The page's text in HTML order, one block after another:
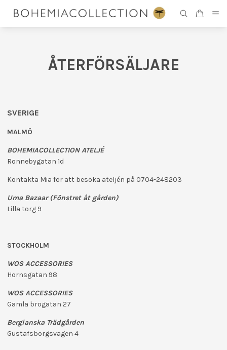
ÅTERFÖRSÄLJARE
SVERIGE
MALMÖ
BOHEMIACOLLECTION ATELJÉ
Ronnebygatan 1d
Kontakta Mia för att besöka ateljén på 0704-248203
Uma Bazaar (Fönstret åt gården)
Lilla torg 9
STOCKHOLM
WOS ACCESSORIES
Hornsgatan 98
WOS ACCESSORIES
Gamla brogatan 27
Bergianska Trädgården
Gustafsborgsvägen 4